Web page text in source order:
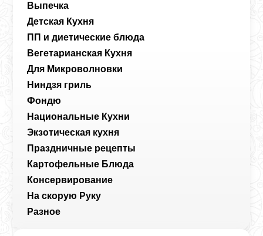
Выпечка
Детская Кухня
ПП и диетические блюда
Вегетарианская Кухня
Для Микроволновки
Ниндзя гриль
Фондю
Национальные Кухни
Экзотическая кухня
Праздничные рецепты
Картофельные Блюда
Консервирование
На скорую Руку
Разное